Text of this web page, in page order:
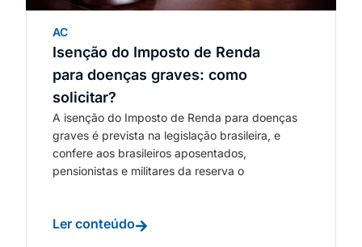
AC
Isenção do Imposto de Renda
para doenças graves: como
solicitar?
A isenção do Imposto de Renda para doenças
graves é prevista na legislação brasileira, e
confere aos brasileiros aposentados,
pensionistas e militares da reserva o
Ler conteúdo